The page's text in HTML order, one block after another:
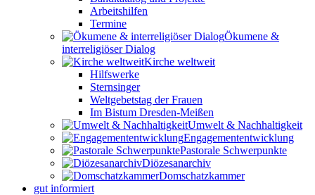
Arbeitshilfen
Termine
Ökumene &
interreligiöser Dialog
Kirche weltweit
Hilfswerke
Sternsinger
Weltgebetstag der Frauen
Im Bistum Dresden-Meißen
Umwelt & Nachhaltigkeit
Engagemententwicklung
Pastorale Schwerpunkte
Diözesanarchiv
Domschatzkammer
gut informiert